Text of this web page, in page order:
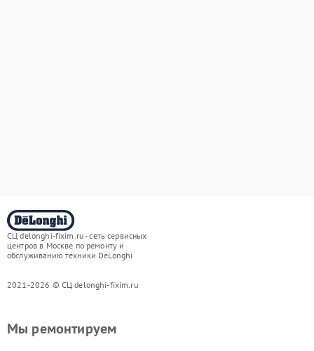
СЦ delonghi-fixim.ru - сеть сервисных
центров в Москве по ремонту и
обслуживанию техники DeLonghi
2021-2026 © СЦ delonghi-fixim.ru
Мы ремонтируем